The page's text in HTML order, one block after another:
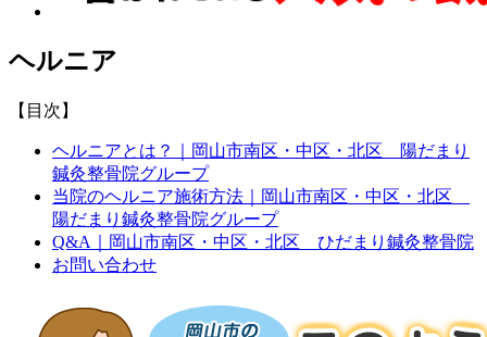
ヘルニア
【目次】
ヘルニアとは？｜岡山市南区・中区・北区 陽だまり
鍼灸整骨院グループ
当院のヘルニア施術方法｜岡山市南区・中区・北区
陽だまり鍼灸整骨院グループ
Q&A｜岡山市南区・中区・北区 ひだまり鍼灸整骨院
お問い合わせ